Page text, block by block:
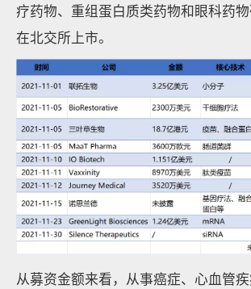
疗药物、重组蛋白质类药物和眼科药
在北交所上市。
从募资金额来看，从事癌症、心血管